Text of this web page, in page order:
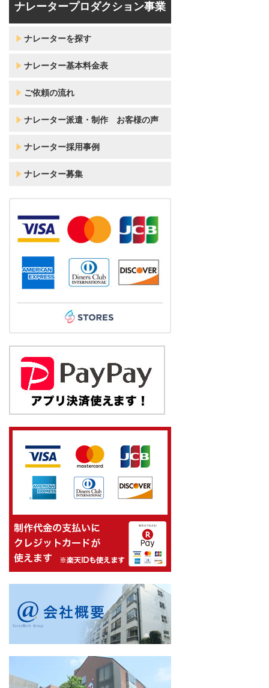
ナレータープロダクション事業
ナレーターを探す
ナレーター基本料金表
ご依頼の流れ
ナレーター派遣・制作 お客様の声
ナレーター採用事例
ナレーター募集